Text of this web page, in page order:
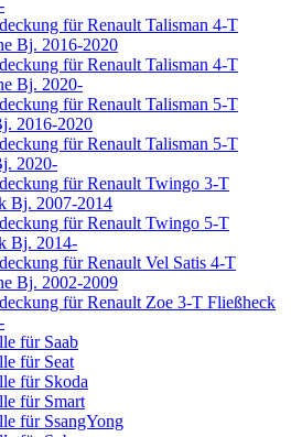
für Renault Talisman 4-T
Bj. 2016-2020
für Renault Talisman 4-T
Bj. 2020-
für Renault Talisman 5-T
2016-2020
für Renault Talisman 5-T
2020-
für Renault Twingo 3-T
Bj. 2007-2014
für Renault Twingo 5-T
Bj. 2014-
für Renault Vel Satis 4-T
Bj. 2002-2009
für Renault Zoe 3-T Fließheck
für Saab
für Seat
für Skoda
für Smart
für SsangYong